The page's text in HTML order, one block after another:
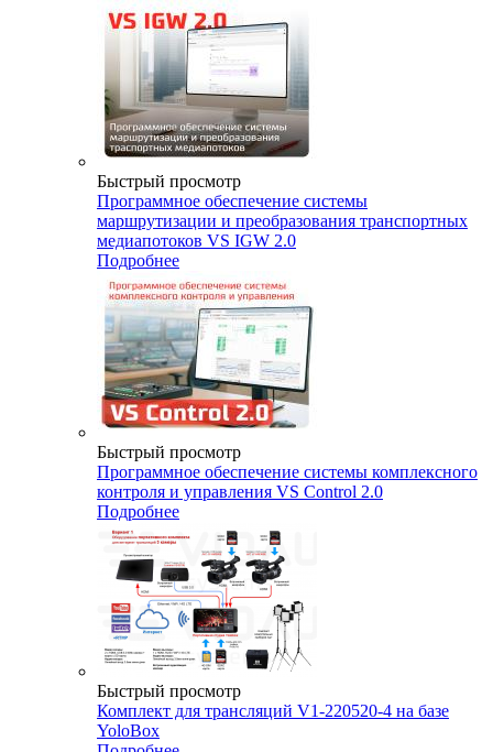
Быстрый просмотр
Программное обеспечение системы
маршрутизации и преобразования транспортных
медиапотоков VS IGW 2.0
Подробнее
Быстрый просмотр
Программное обеспечение системы комплексного
контроля и управления VS Control 2.0
Подробнее
Быстрый просмотр
Комплект для трансляций V1-220520-4 на базе
YoloBox